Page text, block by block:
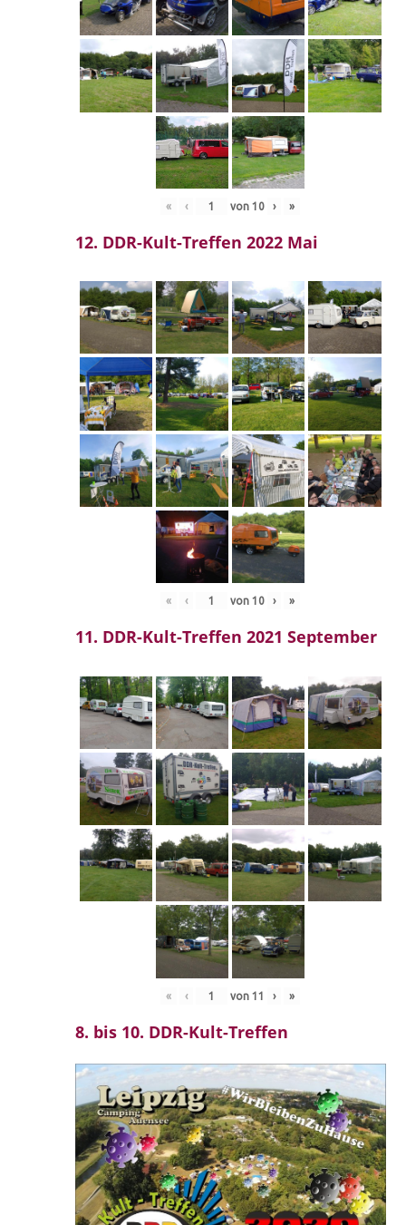
« ‹ von 10 › »
12. DDR-Kult-Treffen 2022 Mai
« ‹ von 10 › »
11. DDR-Kult-Treffen 2021 September
« ‹ von 11 › »
8. bis 10. DDR-Kult-Treffen